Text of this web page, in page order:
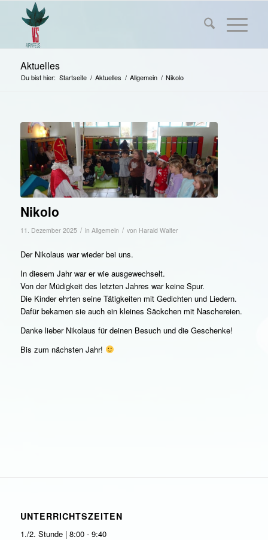
Aktuelles
Du bist hier: Startseite / Aktuelles / Allgemein / Nikolo
Nikolo
11. Dezember 2025 / in Allgemein / von Harald Walter
Der Nikolaus war wieder bei uns.
In diesem Jahr war er wie ausgewechselt.
Von der Müdigkeit des letzten Jahres war keine Spur.
Die Kinder ehrten seine Tätigkeiten mit Gedichten und Liedern.
Dafür bekamen sie auch ein kleines Säckchen mit Naschereien.
Danke lieber Nikolaus für deinen Besuch und die Geschenke!
Bis zum nächsten Jahr!
UNTERRICHTSZEITEN
1./2. Stunde | 8:00 - 9:40